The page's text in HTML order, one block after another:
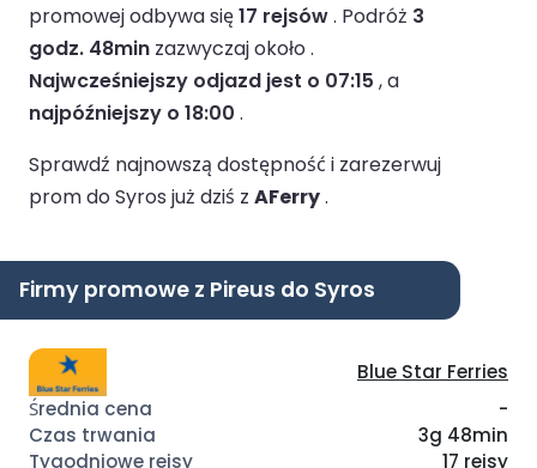
promowej odbywa się17 rejsów. Podróż 3
godz. 48min zazwyczaj około .
Najwcześniejszy odjazd jest o 07:15 , a
najpóźniejszy o 18:00 .
Sprawdź najnowszą dostępność i zarezerwuj
prom do Syros już dziś z AFerry.
Firmy promowe z Pireus do Syros
Blue Star Ferries
-
3g 48min
17 rejsy